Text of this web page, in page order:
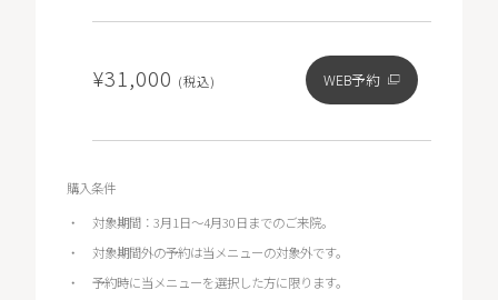
¥31,000 (税込) WEB予約
購入条件
対象期間：3月1日～4月30日までのご来院。
対象期間外の予約は当メニューの対象外です。
予約時に当メニューを選択した方に限ります。